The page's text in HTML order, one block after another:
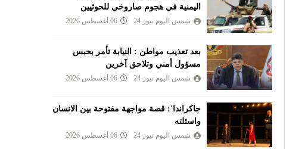
اليمنية في هجوم صاروخي للحوثيين
شمس اليوم نيوز 24 06 أغسطس 2026
بعد تعذيب مواطن : النيابة تأمر بحبس
مسؤول أمني وتلاحق آخرين
شمس اليوم نيوز 24 06 أغسطس 2026
جاكراندا': قصة مواجهة مفتوحة بين الانسان
واسئلته
شمس اليوم نيوز 24 06 أغسطس 2026